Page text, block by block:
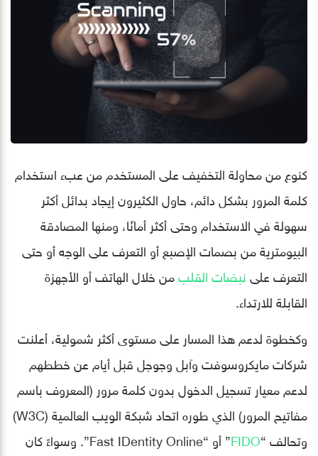
كنوع من محاولة التخفيف على المستخدم من عبء استخدام
كلمة المرور بشكل دائم، حاول الكثيرون إيجاد بدائل أكثر
سهولة في الاستخدام وحتى أكثر أمانًا، ومنها المصادقة
البيومترية من بصمات الإصبع أو التعرف على الوجه أو حتى
التعرف علىنبضات القلبمن خلال الهاتف أو الأجهزة
القابلة للارتداء.
وكخطوة لدعم هذا المسار على مستوى أكثر شمولية، أعلنت
شركات مايكروسوفت وآبل وجوجل قبل أيام عن خططهم
لدعم معيار تسجيل الدخول بدون كلمة مرور (المعروف باسم
مفاتيح المرور) الذي طوره اتحاد شبكة الويب العالمية (W3C)
وتحالف “FIDO
” أو “Fast IDentity Online”. وسواءً كان